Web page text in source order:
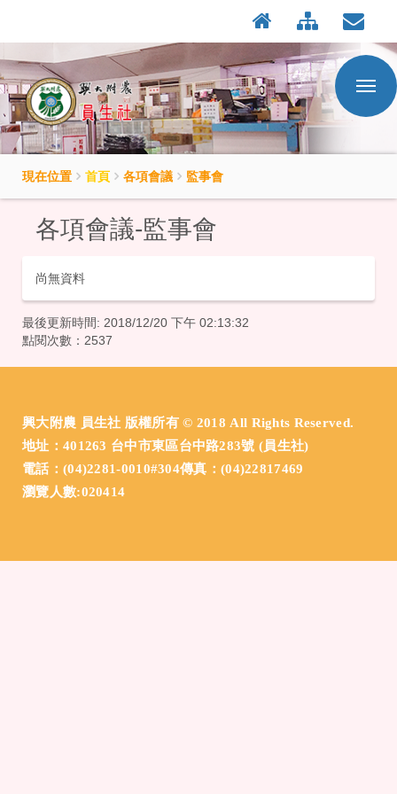
到
主
要
內
容
區
現在位置 首頁 各項會議 監事會
各項會議-監事會
尚無資料
最後更新時間: 2018/12/20 下午 02:13:32
點閱次數：2537
興大附農 員生社 版權所有 © 2018 All Rights Reserved.
地址：401263 台中市東區台中路283號 (員生社)
電話：(04)2281-0010#304傳真：(04)22817469
瀏覽人數:020414